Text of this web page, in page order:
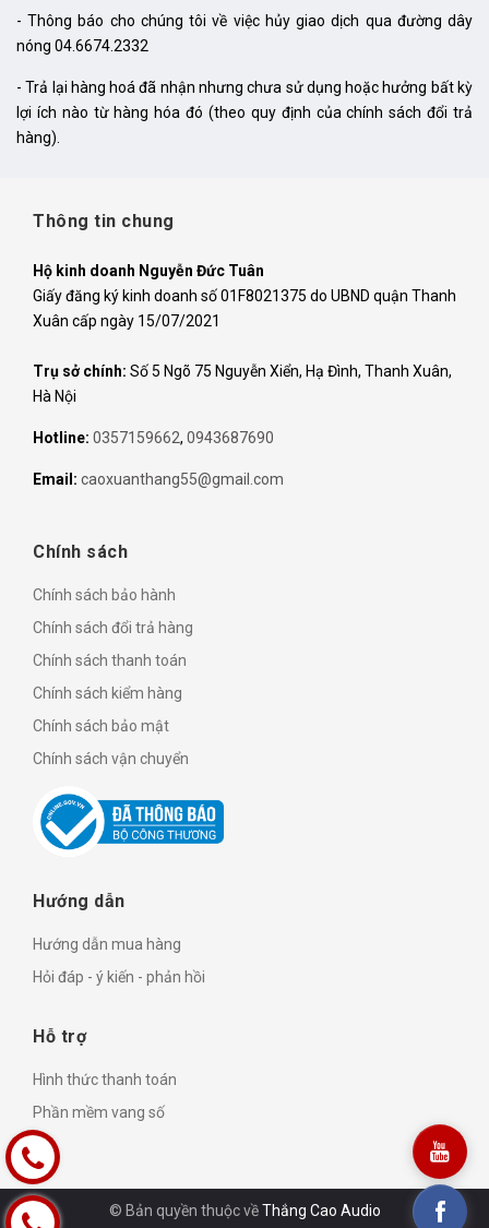
- Thông báo cho chúng tôi về việc hủy giao dịch qua đường dây
nóng 04.6674.2332
- Trả lại hàng hoá đã nhận nhưng chưa sử dụng hoặc hưởng bất kỳ
lợi ích nào từ hàng hóa đó (theo quy định của chính sách đổi trả
hàng).
Thông tin chung
Hộ kinh doanh Nguyễn Đức Tuân
Giấy đăng ký kinh doanh số 01F8021375 do UBND quận Thanh
Xuân cấp ngày 15/07/2021
Trụ sở chính: Số 5 Ngõ 75 Nguyễn Xiển, Hạ Đình, Thanh Xuân,
Hà Nội
Hotline: 0357159662, 0943687690
Email: caoxuanthang55@gmail.com
Chính sách
Chính sách bảo hành
Chính sách đổi trả hàng
Chính sách thanh toán
Chính sách kiểm hàng
Chính sách bảo mật
Chính sách vận chuyển
Hướng dẫn
Hướng dẫn mua hàng
Hỏi đáp - ý kiến - phản hồi
Hỗ trợ
Hình thức thanh toán
Phần mềm vang số
© Bản quyền thuộc vềThắng Cao Audio